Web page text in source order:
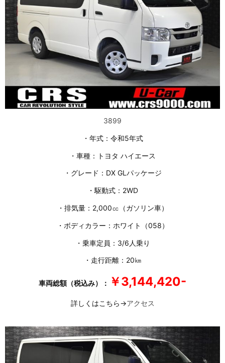
3899
・年式：令和5年式
・車種：トヨタ ハイエース
・グレード：DX GLパッケージ
・駆動式：2WD
・排気量：2,000㏄（ガソリン車）
・ボディカラー：ホワイト（058）
・乗車定員：3/6人乗り
・走行距離：20㎞
車両総額（税込み）： ￥3,144,420-
詳しくはこちら→アクセス